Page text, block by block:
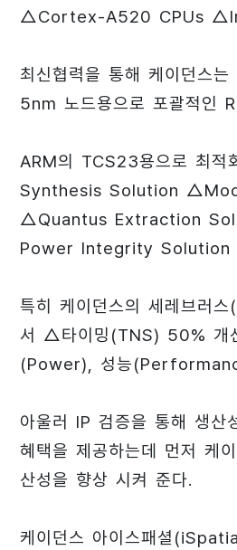
△Cortex-A520 CPUs
최신협력을 통해 케이던스
5nm 노드용으로 포괄적인
ARM의 TCS23용으로 최
Synthesis Solution
△Quantus Extraction
Power Integrity
특히 케이던스의 세레브러
서 △타이밍(TNS) 50% 개
(Power), 성능
아울러 IP 검증을 통해 생
혜택을 제공하는데 먼저 케
산성을 향상 시켜 준다.
케이던스 아이스패셜